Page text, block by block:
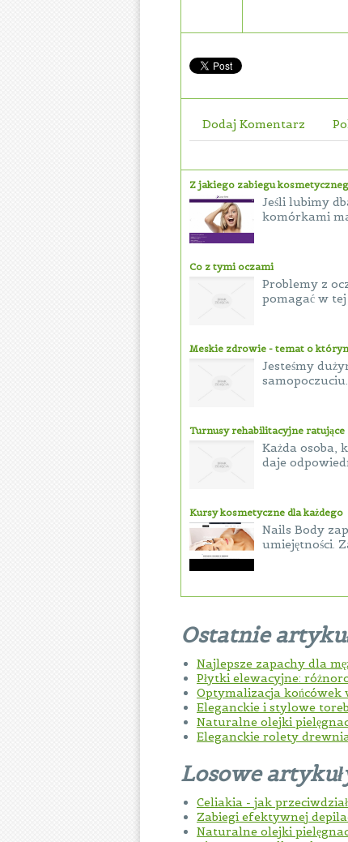
Dodaj Komentarz
Z jakiego zabiegu
Jeśli lubimy
komórkami
Co z tymi oczami
Problemy z
pomagać w
Meskie zdrowie - temat o
Jesteśmy
Turnusy rehabilitacyjne
Każda osoba,
daje
Kursy kosmetyczne dla każdego
Nails Body
umiejętności.
Ostatnie
Najlepsze zapachy dla
Płytki elewacyjne:
Optymalizacja
Eleganckie i stylowe
Naturalne olejki
Eleganckie rolety
Losowe
Celiakia - jak
Zabiegi efektywnej
Naturalne olejki